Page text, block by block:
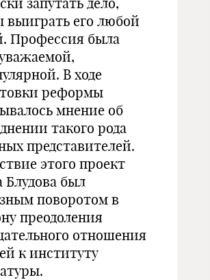
выиграть его любой
Профессия была
В ходе
реформы
мнение об
такого рода
представителей.
этого проект
Блудова был
поворотом в
преодоления
отношения
к институту